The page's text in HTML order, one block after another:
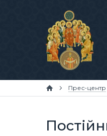
Прес-центр